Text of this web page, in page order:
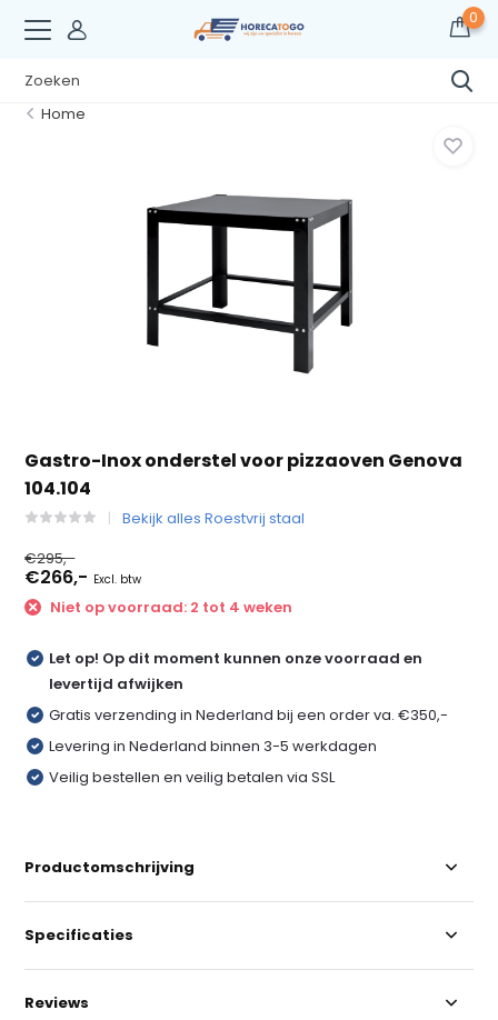
0
Home
Gastro-Inox onderstel voor pizzaoven Genova
104.104
Bekijk alles Roestvrij staal
€295,-
€266,- Excl. btw
Niet op voorraad: 2 tot 4 weken
Let op! Op dit moment kunnen onze voorraad en
levertijd afwijken
Gratis verzending in Nederland bij een order va. €350,-
Levering in Nederland binnen 3-5 werkdagen
Veilig bestellen en veilig betalen via SSL
Productomschrijving
Specificaties
Reviews